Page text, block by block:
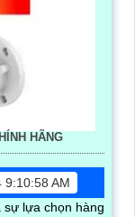
HÃNG
9:10:58 AM
sự lựa chọn hàng